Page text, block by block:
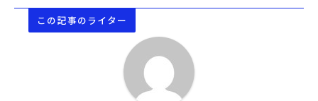
この記事のライター